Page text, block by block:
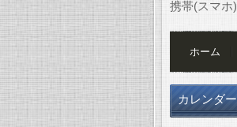
携帯(スマホ)
ホーム
カレンダー